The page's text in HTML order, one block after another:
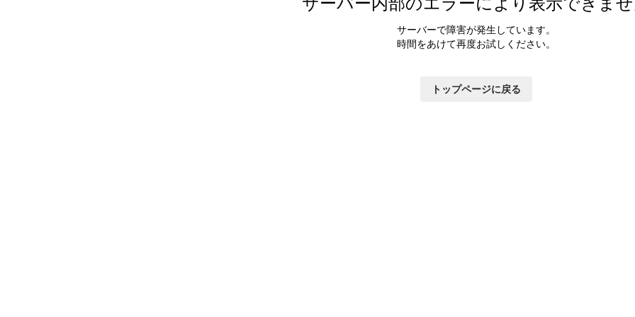
サーバーで障害が発生しています。
時間をあけて再度お試しください。
トップページに戻る